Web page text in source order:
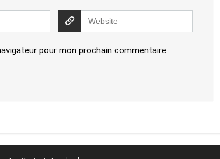
pour mon prochain commentaire.